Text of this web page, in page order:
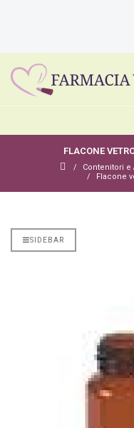
FLACONE
Contenitori e
Flacone
SIDEBAR